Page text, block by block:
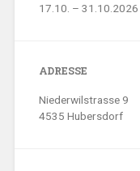
17.10. – 31.10.2026
ADRESSE
Niederwilstrasse 9
4535 Hubersdorf